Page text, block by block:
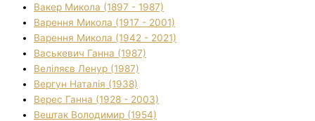
Вакер Микола (1897 - 1987)
Варення Микола (1917 - 2001)
Варення Микола (1942 - 2021)
Васькевич Ганна (1987)
Веліляєв Ленур (1987)
Вергун Наталія (1938)
Верес Ганна (1928 - 2003)
Вештак Володимир (1954)